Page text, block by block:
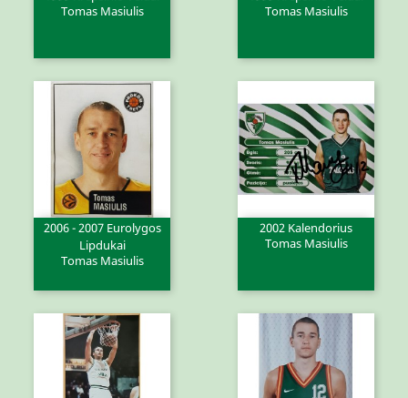
Tomas Masiulis
Tomas Masiulis
2006 - 2007 Eurolygos
Lipdukai
Tomas Masiulis
2002 Kalendorius
Tomas Masiulis